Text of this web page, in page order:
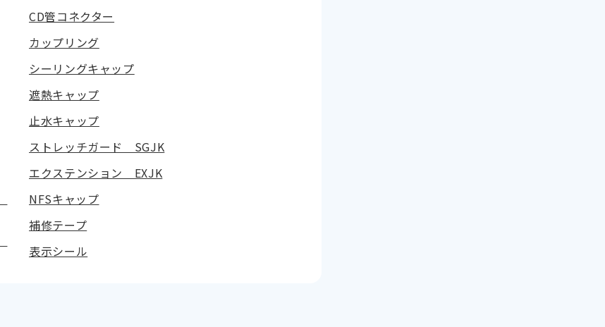
CD管コネクター
カップリング
シーリングキャップ
遮熱キャップ
止水キャップ
ストレッチガード SGJK
エクステンション EXJK
NFSキャップ
補修テープ
表示シール